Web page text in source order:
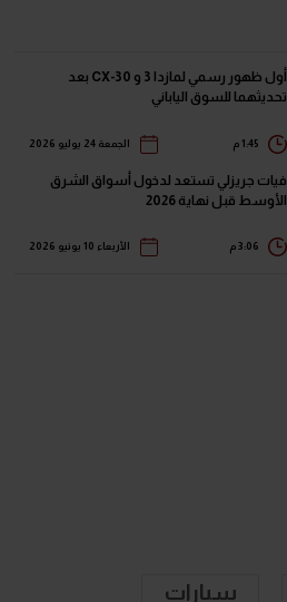
أول ظهور رسمي لمازدا 3 و CX-30 بعد
تحديثهما للسوق الياباني
الجمعة 24 يوليو 2026
فيات جريزلي تستعد لدخول أسواق الشرق
الأوسط قبل نهاية 2026
الأربعاء 10 يونيو 2026
سيارات